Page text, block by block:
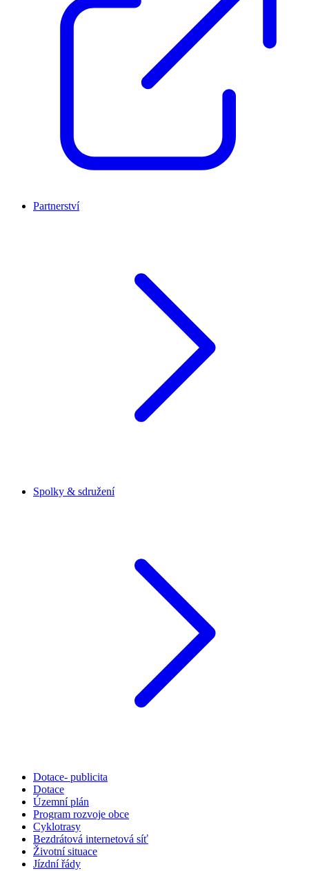
Partnerství
Spolky & sdružení
Dotace- publicita
Dotace
Územní plán
Program rozvoje obce
Cyklotrasy
Bezdrátová internetová síť
Životní situace
Jízdní řády